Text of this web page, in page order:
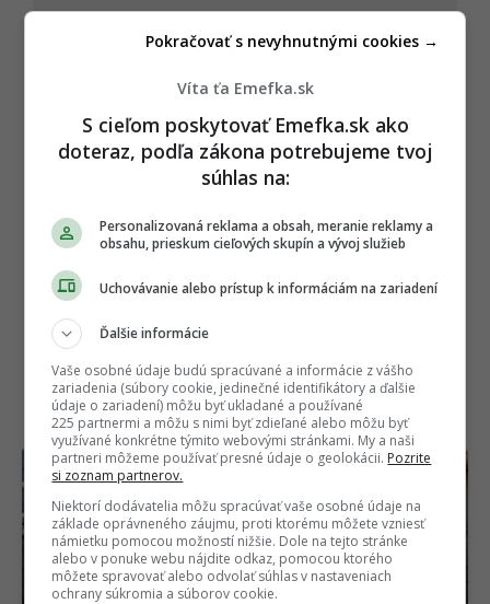
HENRIETA BALÁZSOVÁ
marketingu. Vo svojej riadiacej aj autorskej činnosti
sa špecializuje na sprav
NAJČÍTANEJŠIE
Víta ťa Emefka.sk
S cieľom poskytovať Emefka.sk ako
doteraz, podľa zákona potrebujeme tvoj
súhlas na:
Personalizovaná reklama a obsah, meranie reklamy a
obsahu, prieskum cieľových skupín a vývoj služieb
Uchovávanie alebo prístup k informáciám na zariadení
Ďalšie informácie
Vaše osobné údaje budú spracúvané a informácie z vášho
zariadenia (súbory cookie, jedinečné identifikátory a ďalšie
údaje o zariadení) môžu byť ukladané a používané
225 partnermi a môžu s nimi byť zdieľané alebo môžu byť
využívané konkrétne týmito webovými stránkami. My a naši
partneri môžeme používať presné údaje o geolokácii. Pozrite
si zoznam partnerov.
Niektorí dodávatelia môžu spracúvať vaše osobné údaje na
základe oprávneného záujmu, proti ktorému môžete vzniesť
námietku pomocou možností nižšie. Dole na tejto stránke
alebo v ponuke webu nájdite odkaz, pomocou ktorého
môžete spravovať alebo odvolať súhlas v nastaveniach
ochrany súkromia a súborov cookie.
Pokračovať s nevyhnutnými cookies →